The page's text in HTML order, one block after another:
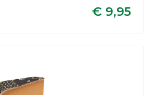
€ 9,95